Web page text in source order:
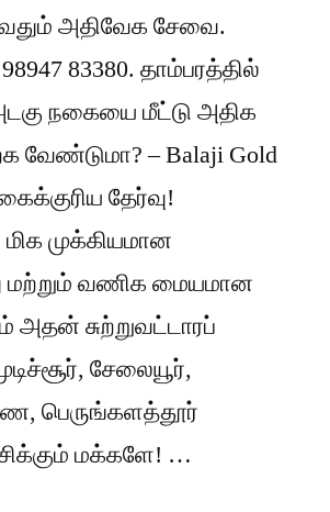
அதிவேக சேவை.
83380. தாம்பரத்தில்
நகையை மீட்டு அதிக
வேண்டுமா? – Balaji Gold
தேர்வு!
முக்கியமான
மற்றும் வணிக மையமான
அதன் சுற்றுவட்டாரப்
சேலையூர்,
பெருங்களத்தூர்
மக்களே! …